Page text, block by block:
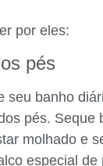
por eles:
pés
seu banho
pés.
molhado e
especial